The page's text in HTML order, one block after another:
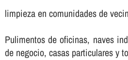
limpieza en comunidades de
Pulimentos de oficinas, naves
de negocio, casas particulares y